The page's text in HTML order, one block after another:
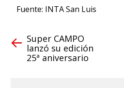
Fuente: INTA San Luis
Super CAMPO
lanzó su edición
25ª aniversario